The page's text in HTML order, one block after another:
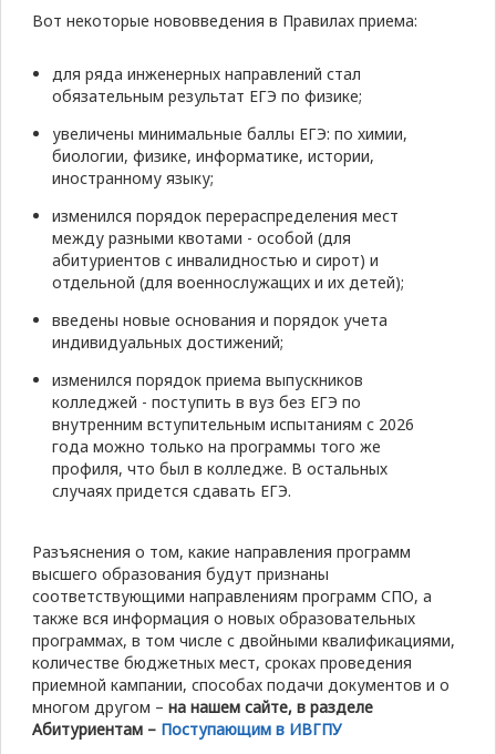
Вот некоторые нововведения в Правилах приема:
для ряда инженерных направлений стал
обязательным результат ЕГЭ по физике;
увеличены минимальные баллы ЕГЭ: по химии,
биологии, физике, информатике, истории,
иностранному языку;
изменился порядок перераспределения мест
между разными квотами - особой (для
абитуриентов с инвалидностью и сирот) и
отдельной (для военнослужащих и их детей);
введены новые основания и порядок учета
индивидуальных достижений;
изменился порядок приема выпускников
колледжей - поступить в вуз без ЕГЭ по
внутренним вступительным испытаниям с 2026
года можно только на программы того же
профиля, что был в колледже. В остальных
случаях придется сдавать ЕГЭ.
Разъяснения о том, какие направления программ
высшего образования будут признаны
соответствующими направлениям программ СПО, а
также вся информация о новых образовательных
программах, в том числе с двойными квалификациями,
количестве бюджетных мест, сроках проведения
приемной кампании, способах подачи документов и о
многом другом – на нашем сайте, в разделе
Абитуриентам – Поступающим в ИВГПУ